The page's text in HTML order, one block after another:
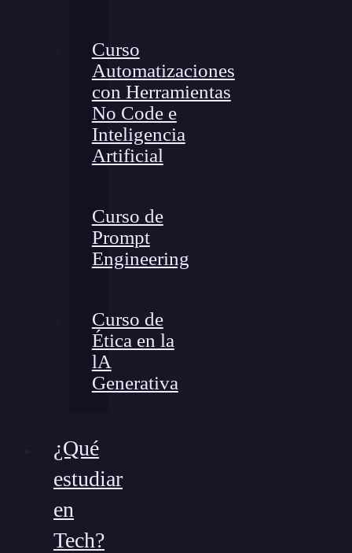
Curso
Automatizaciones
con Herramientas
No Code e
Inteligencia
Artificial
Curso de
Prompt
Engineering
Curso de
Ética en la
lA
Generativa
¿Qué
estudiar
en
Tech?